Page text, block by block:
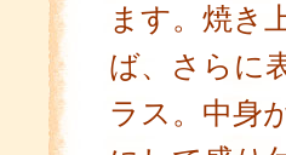
ます。焼き
ば、さらに
ラス。中身